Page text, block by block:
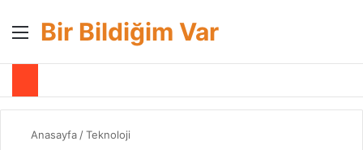
Menü
Bir Bildiğim Var
Anasayfa /Teknoloji